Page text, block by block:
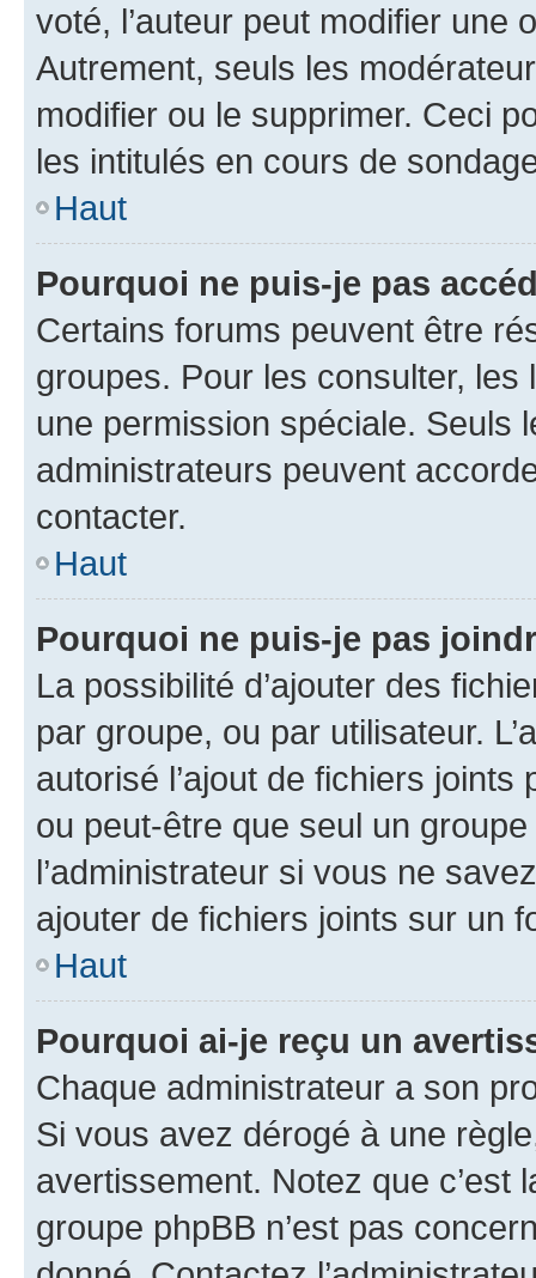
voté, l’auteur peut modifier une
Autrement, seuls les
modifier ou le supprimer. Ceci
les intitulés en cours de
Haut
Pourquoi ne puis-je pas
Certains forums peuvent être
groupes. Pour les consulter,
une permission spéciale. Seuls
administrateurs peuvent
contacter.
Haut
Pourquoi ne puis-je pas
La possibilité d’ajouter des
par groupe, ou par utilisateur.
autorisé l’ajout de fichiers
ou peut-être que seul un
l’administrateur si vous ne
ajouter de fichiers joints sur un
Haut
Pourquoi ai-je reçu un
Chaque administrateur a son
Si vous avez dérogé à une
avertissement. Notez que c’est
groupe phpBB n’est pas